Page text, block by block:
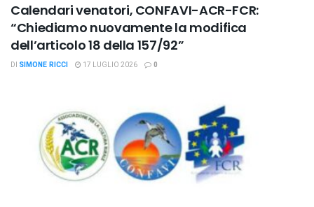
Calendari venatori, CONFAVI-ACR-FCR:
“Chiediamo nuovamente la modifica
dell’articolo 18 della 157/92”
DI SIMONE RICCI 17 LUGLIO 2026 0